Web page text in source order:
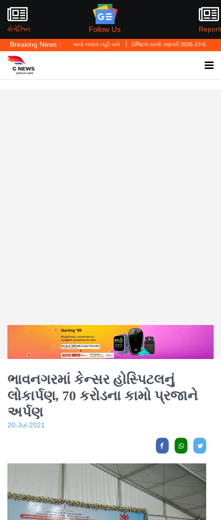
મેગેઝિન Follow Us
Breaking News :
લો' ગુનાનો બચાવ નહીં બને ડિજિટલ વસ્તી ગણતરી 2026-27નો પ્રારંભ, ઘર બેઠા આજે
ભાવનગરમાં કેન્સર હોસ્પિટલનું
લોકાર્પણ, 70 કરોડના કામો પ્રજાને
અર્પણ
20-Jul-2021